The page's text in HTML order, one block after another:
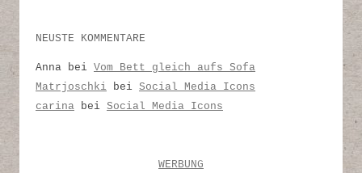
NEUSTE KOMMENTARE
Anna bei Vom Bett gleich aufs Sofa
Matrjoschki bei Social Media Icons
carina bei Social Media Icons
WERBUNG